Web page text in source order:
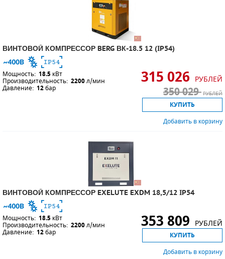
ВИНТОВОЙ КОМПРЕССОР BERG ВК-18.5 12 (IP54)
Мощность: 18.5 кВт
Производительность: 2200л/мин
Давление: 12бар
315 026 РУБЛЕЙ
350 029 РУБЛЕЙ
КУПИТЬ
Добавить в корзину
ВИНТОВОЙ КОМПРЕССОР EXELUTE EXDM 18,5/12 IP54
Мощность: 18.5 кВт
Производительность: 2200л/мин
Давление: 12бар
353 809 РУБЛЕЙ
КУПИТЬ
Добавить в корзину